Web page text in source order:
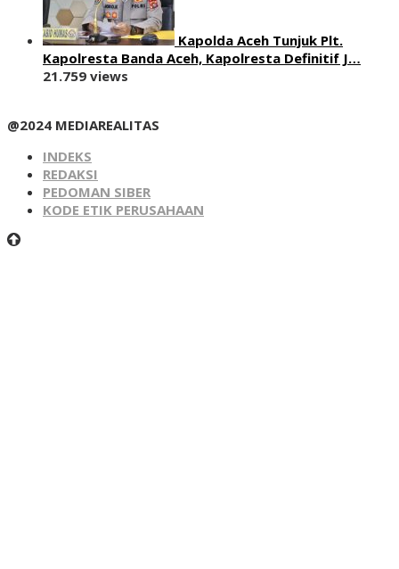
Kapolda Aceh Tunjuk Plt.
Kapolresta Banda Aceh, Kapolresta Definitif J…
21.759 views
@2024 MEDIAREALITAS
INDEKS
REDAKSI
PEDOMAN SIBER
KODE ETIK PERUSAHAAN